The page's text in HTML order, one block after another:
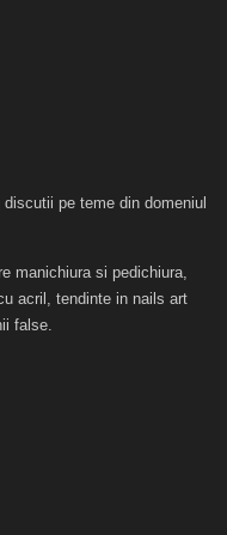
pe teme din domeniul
manichiura si pedichiura,
acril, tendinte in nails art
false.